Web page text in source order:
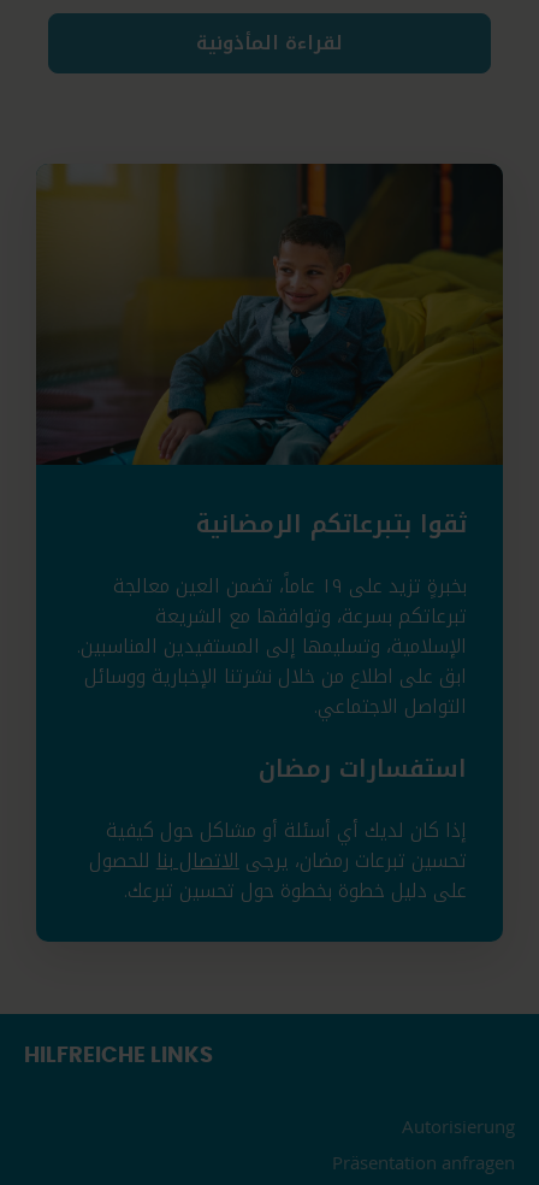
لقراءة المأذونية
ثقوا بتبرعاتكم الرمضانية
بخبرةٍ تزيد على ١٩ عاماً، تضمن العين معالجة
تبرعاتكم بسرعة، وتوافقها مع الشريعة
الإسلامية، وتسليمها إلى المستفيدين المناسبين.
ابق على اطلاع من خلال نشرتنا الإخبارية ووسائل
التواصل الاجتماعي.
استفسارات رمضان
إذا كان لديك أي أسئلة أو مشاكل حول كيفية
تحسين تبرعات رمضان، يرجىالاتصال بنا للحصول
على دليل خطوة بخطوة حول تحسين تبرعك.
HILFREICHE LINKS
Autorisierung
Präsentation anfragen